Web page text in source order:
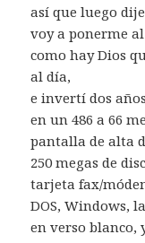
así que luego
voy a ponerme
como hay Dios
al día,
e invertí dos
en un 486 a 66
pantalla de alta
250 megas de
tarjeta fax/
DOS, Windows,
en verso blanco,